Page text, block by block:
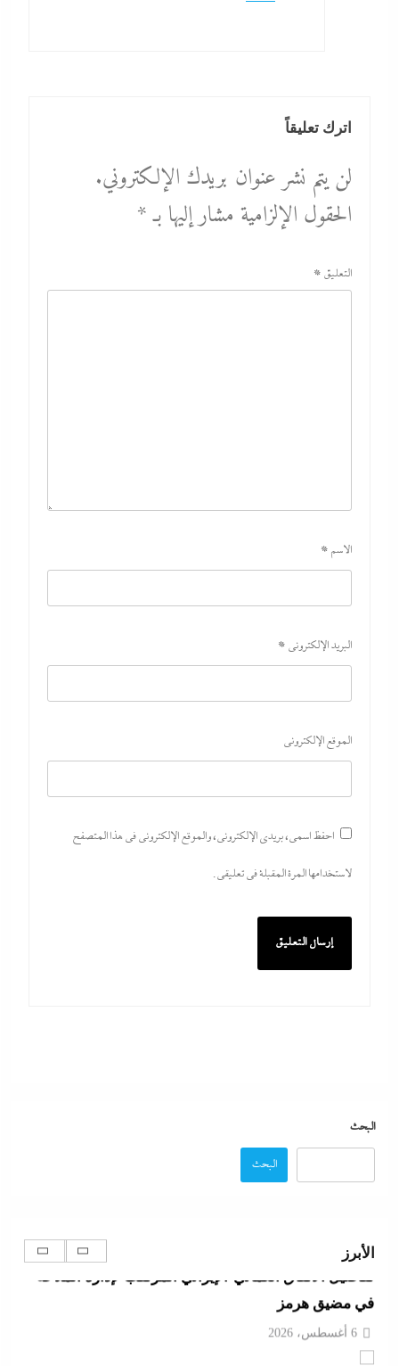
اترك تعليقاً
لن يتم نشر عنوان بريدك الإلكتروني.
الحقول الإلزامية مشار إليها بـ*
التعليق *
الاسم *
البريد الإلكتروني *
الموقع الإلكتروني
احفظ اسمي، بريدي الإلكتروني، والموقع الإلكتروني في هذا المتصفح
لاستخدامها المرة المقبلة في تعليقي.
البحث
البحث
الأبرز
في الاحتياطي الأجنبي رغم توترات هرمز
6 أغسطس، 2026
أبو يحى نصار يسطر من غزة: كل ما تريدون معرفته عن
كواليس اتفاق نزع السلاح في غزة